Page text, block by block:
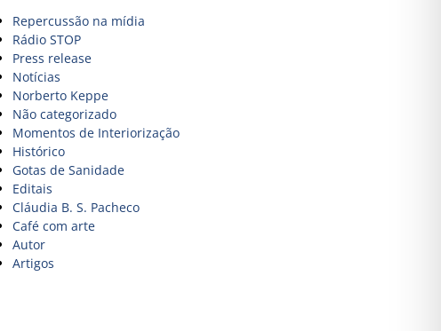
Repercussão na mídia
Rádio STOP
Press release
Notícias
Norberto Keppe
Não categorizado
Momentos de Interiorização
Histórico
Gotas de Sanidade
Editais
Cláudia B. S. Pacheco
Café com arte
Autor
Artigos